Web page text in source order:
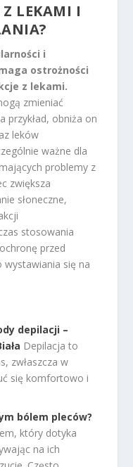
Z LEKAMI I
i
ostrożności
z lekami.
zmieniać
przykład, obniża on
leków
ważne dla
problemy z
zwiększa
słoneczne,
stosowania
przed
wystawiania się na
depilacji –
Depilacja to
zwłaszcza w
się komfortowo i
bólem pleców?
który dotyka
na ich